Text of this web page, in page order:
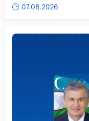
07.08.2026